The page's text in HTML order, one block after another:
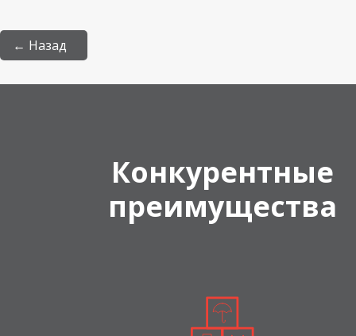
← Назад
Конкурентные
преимущества